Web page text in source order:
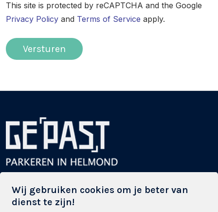
This site is protected by reCAPTCHA and the Google
Privacy Policy and Terms of Service apply.
Versturen
Powered by Stadsparkeren
Wij gebruiken cookies om je beter van
dienst te zijn!